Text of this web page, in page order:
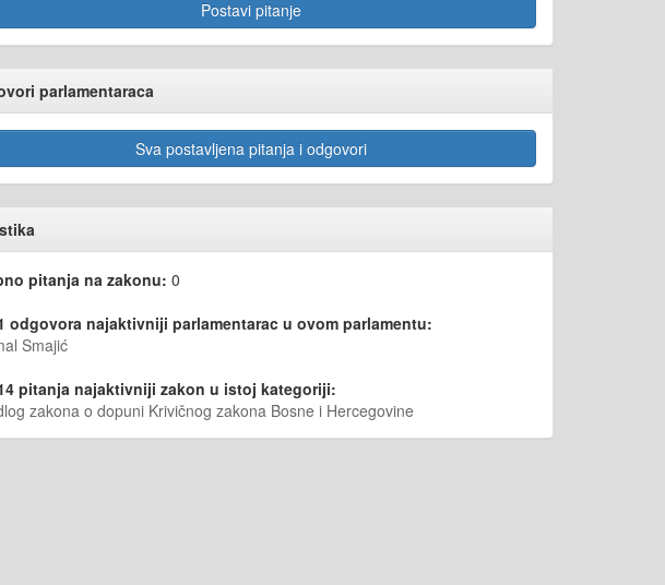
Postavi pitanje
parlamentaraca
Sva postavljena pitanja i odgovori
pitanja na zakonu: 0
odgovora najaktivniji parlamentarac u ovom parlamentu:
Smajić
pitanja najaktivniji zakon u istoj kategoriji:
zakona o dopuni Krivičnog zakona Bosne i Hercegovine